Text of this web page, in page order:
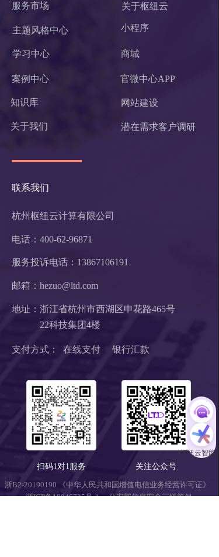
关于枢纽云
服务市场
主题风格中心 小程序
学习中心 商城
联系我们
杭州枢纽云计算有限公司
电话：400-62-96871
邮箱：hezuo@ltd.com
地址：浙江省杭州市西湖区申花路465号
支付方式：  在线支付     银行汇款
扫码1对1服务 关注公众号
案例中心 官微中心APP
知识库 网站建设
关于我们
服务投诉电话： 13867106191
潜在需求客户调研
浙ICP备18046735号-1
22科技集团4楼
浙B2-20190190 《中华人民共和国增值电信业务经营许可证》
公安部信息安全三级等保